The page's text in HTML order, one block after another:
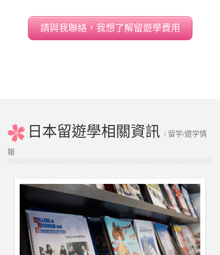
驗豐富的工作人員不只在言語面給予協助也能
幫忙解決生活上的疑難雜症。全員都曾是海外
請與我聯絡，我想了解留遊學費用
日本留遊學相關資訊 / 留学/遊学情
報